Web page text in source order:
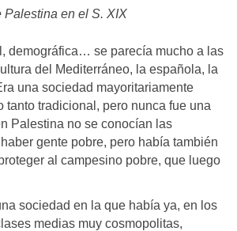
Palestina en el S. XIX
demográfica… se parecía mucho a las
del Mediterráneo, la española, la
una sociedad mayoritariamente
tanto tradicional, pero nunca fue una
Palestina no se conocían las
gente pobre, pero había también
al campesino pobre, que luego
sociedad en la que había ya, en los
medias muy cosmopolitas,